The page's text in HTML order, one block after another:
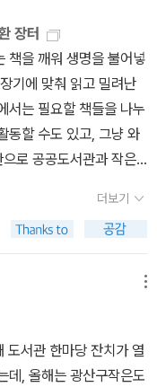
설 << 홍길동 >> 은 소
켄슈타인 박사'가 자신
사실을 깨닫고 그 힘이
버지 홍판서 또한 도술
을 죽이려고 한다. 이처
서'는 괴력을 발산하는
원본(院本)과 뛰어난 사
문학적으로 다양하게
너 >> 도 창조주인 인간
복제 인간'은 인간보다 더
기계적이며 냉정하다.
어나지 않는다. B급 영
다고 대충 퉁치지만 사
만든 사생아'인 것이다.
르는 ' 어떻게 사는 것
하였다. 전임지에서 후
있는데 독서토론은 아니
을 본 것은 이번이 처음
생생한 현장감과 긴장감
. ㅎㅎㅎ 여희숙 선생님
늘 그 꽃이 활짝 피는 것
있게 말하지 못할텐데 아
표가 나와서 찬반 토론
진행에 따라 엄격하게
쳤다. 상대측 질의에 응
있어야 하며, 배경 지식
고, 말주변도 있어야 하
예의를 갖춰 토론에 임해
장터
책을 깨워 생명을 불어넣
기에 맞춰 읽고 밀려난
서는 필요할 책들을 나누
동할 수도 있고, 그냥 와
로 공공도서관과 작은
권당 500원에 판매하는
터2014. 10. 25. 토. 11
화공연. 체험부스. 독서
구작은도서관연합회
로 세번째라 경험을 바
는데막상 일을 맡기로
다. 선약 우선으로 일을
더보기
서관 한마당 잔치가 열
데, 올해는 광산구작은도